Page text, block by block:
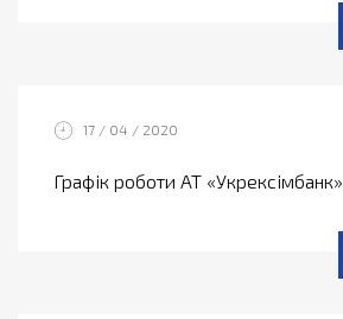
17 / 04 / 2020
Графік роботи АТ «Укрексімбанк»